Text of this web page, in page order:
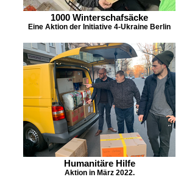
нас.
1000 Winterschafsäcke
Eine Aktion der Initiative 4-Ukraine Berlin
Humanitäre Hilfe
Aktion in März 2022.